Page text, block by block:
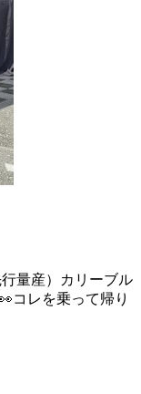
量産）カリーブル
コレを乗って帰り